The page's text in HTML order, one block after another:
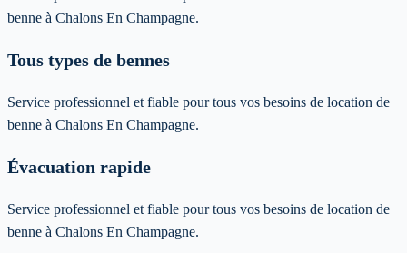
benne à Chalons En Champagne.
Tous types de bennes
Service professionnel et fiable pour tous vos besoins de location de
benne à Chalons En Champagne.
Évacuation rapide
Service professionnel et fiable pour tous vos besoins de location de
benne à Chalons En Champagne.